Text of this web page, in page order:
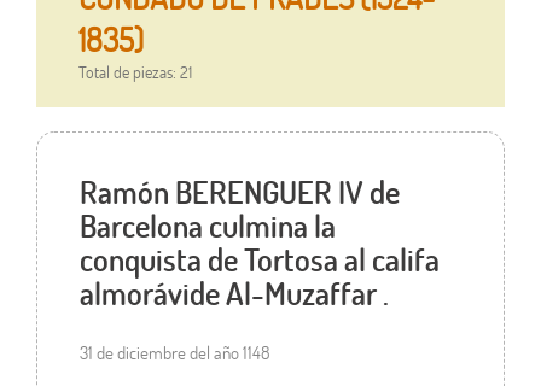
1835)
Total de piezas: 21
Ramón BERENGUER IV de
Barcelona culmina la
conquista de Tortosa al califa
almorávide Al-Muzaffar .
31 de diciembre del año 1148